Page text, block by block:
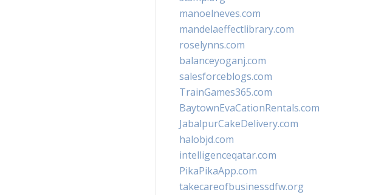
manoelneves.com
mandelaeffectlibrary.com
roselynns.com
balanceyoganj.com
salesforceblogs.com
TrainGames365.com
BaytownEvaCationRentals.com
JabalpurCakeDelivery.com
halobjd.com
intelligenceqatar.com
PikaPikaApp.com
takecareofbusinessdfw.org